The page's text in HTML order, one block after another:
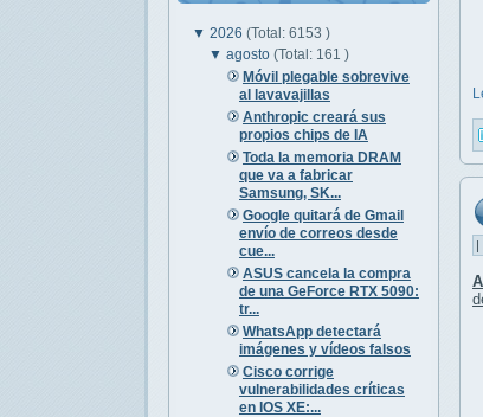
▼ 2026 (Total: 6153 )
▼agosto(Total: 161 )
Móvil plegable sobrevive
al lavavajillas
Anthropic creará sus
propios chips de IA
Toda la memoria DRAM
que va a fabricar
Samsung, SK...
Google quitará de Gmail
envío de correos desde
cue...
ASUS cancela la compra
de una GeForce RTX 5090:
tr...
WhatsApp detectará
imágenes y vídeos falsos
Cisco corrige
vulnerabilidades críticas
en IOS XE:...
|